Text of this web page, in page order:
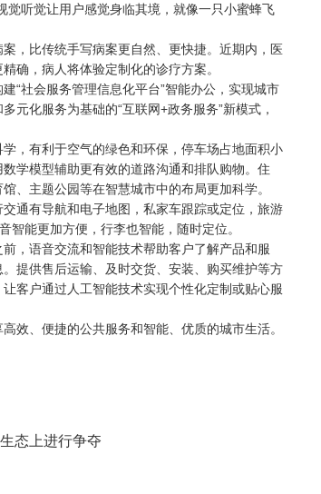
听觉让用户感觉身临其境，就像一只小蜜蜂飞
，比传统手写病案更自然、更快捷。近期内，医
确，病人将体验定制化的诊疗方案。
“社会服务管理信息化平台”智能办公，实现城市
元化服务为基础的“互联网+政务服务”新模式，
，有利于空气的绿色和环保，停车场占地面积小
学模型辅助更有效的道路沟通和排队购物。住
、主题公园等在智慧城市中的布局更加科学。
通有导航和电子地图，私家车跟踪或定位，旅游
能更加方便，行李也智能，随时定位。
，语音交流和智能技术帮助客户了解产品和服
提供售后运输、及时交货、安装、购买维护等方
客户通过人工智能技术实现个性化定制或贴心服
效、便捷的公共服务和智能、优质的城市生活。
态上进行争夺